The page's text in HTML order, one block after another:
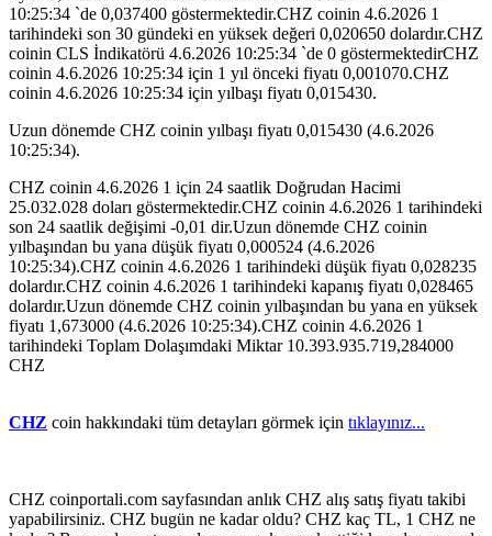
10:25:34 `de 0,037400 göstermektedir.CHZ coinin 4.6.2026 1
tarihindeki son 30 gündeki en yüksek değeri 0,020650 dolardır.CHZ
coinin CLS İndikatörü 4.6.2026 10:25:34 `de 0 göstermektedirCHZ
coinin 4.6.2026 10:25:34 için 1 yıl önceki fiyatı 0,001070.CHZ
coinin 4.6.2026 10:25:34 için yılbaşı fiyatı 0,015430.
Uzun dönemde CHZ coinin yılbaşı fiyatı 0,015430 (4.6.2026
10:25:34).
CHZ coinin 4.6.2026 1 için 24 saatlik Doğrudan Hacimi
25.032.028 doları göstermektedir.CHZ coinin 4.6.2026 1 tarihindeki
son 24 saatlik değişimi -0,01 dir.Uzun dönemde CHZ coinin
yılbaşından bu yana düşük fiyatı 0,000524 (4.6.2026
10:25:34).CHZ coinin 4.6.2026 1 tarihindeki düşük fiyatı 0,028235
dolardır.CHZ coinin 4.6.2026 1 tarihindeki kapanış fiyatı 0,028465
dolardır.Uzun dönemde CHZ coinin yılbaşından bu yana en yüksek
fiyatı 1,673000 (4.6.2026 10:25:34).CHZ coinin 4.6.2026 1
tarihindeki Toplam Dolaşımdaki Miktar 10.393.935.719,284000
CHZ
CHZ coin hakkındaki tüm detayları görmek için tıklayınız...
CHZ coinportali.com sayfasından anlık CHZ alış satış fiyatı takibi
yapabilirsiniz. CHZ bugün ne kadar oldu? CHZ kaç TL, 1 CHZ ne